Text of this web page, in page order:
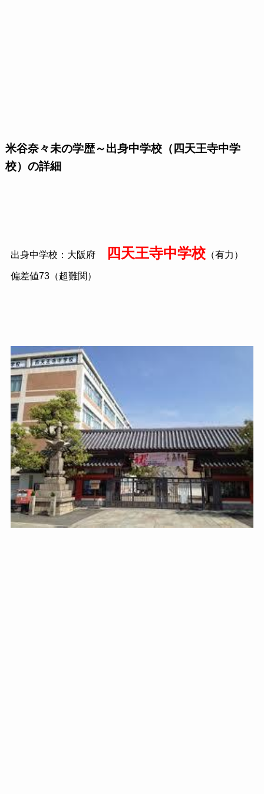
米谷奈々未の学歴～出身中学校（四天王寺中学
校）の詳細
出身中学校：大阪府 四天王寺中学校（有力）
偏差値73（超難関）